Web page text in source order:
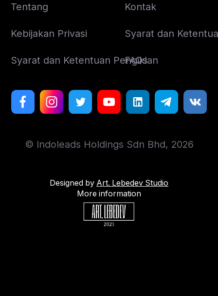
Tentang Kontak
Kebijakan Privasi Syarat dan
Syarat dan Ketentuan Pengiklan
FAQs
© Indoleads Holdings Sdn Bhd, 2026
Designed by Art. Lebedev Studio
More information